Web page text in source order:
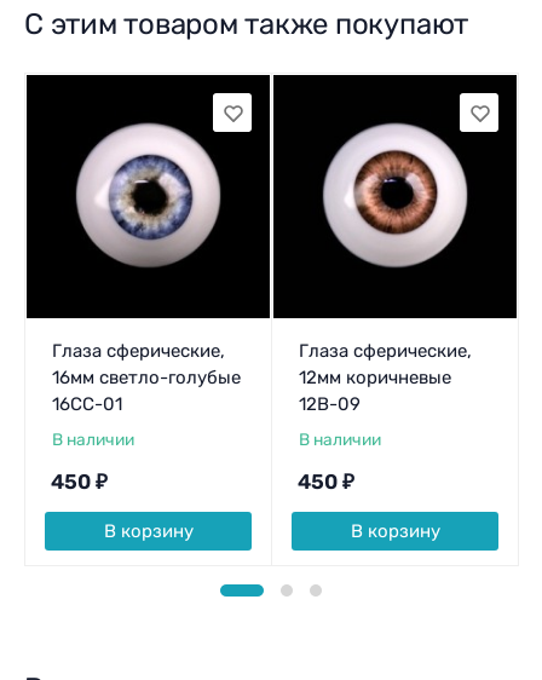
С этим товаром также покупают
Глаза сферические,
16мм светло-голубые
16CC-01
В наличии
450 ₽
В корзину
Глаза сферические,
12мм коричневые
12B-09
В наличии
450 ₽
В корзину